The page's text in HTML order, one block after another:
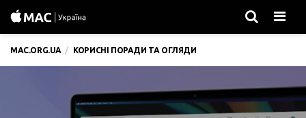
MAC.ORG.UA КОРИСНІ ПОРАДИ ТА ОГЛЯДИ